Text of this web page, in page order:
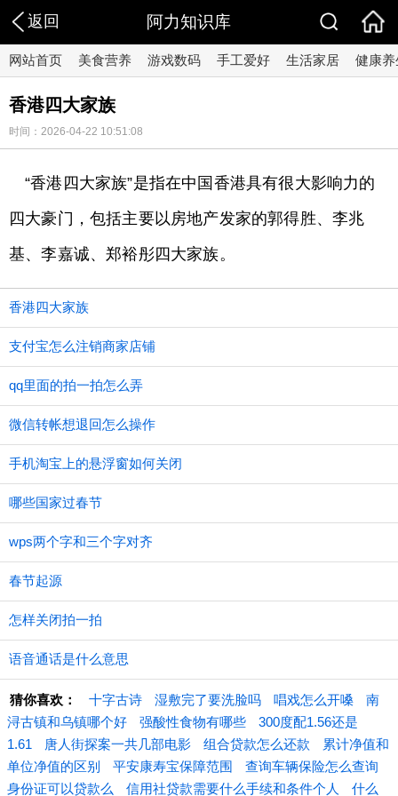
返回 阿力知识库
网站首页 美食营养 游戏数码 手工爱好 生活家居 健康养
香港四大家族
时间：2026-04-22 10:51:08
“香港四大家族”是指在中国香港具有很大影响力的
四大豪门，包括主要以房地产发家的郭得胜、李兆
基、李嘉诚、郑裕彤四大家族。
香港四大家族
支付宝怎么注销商家店铺
qq里面的拍一拍怎么弄
微信转帐想退回怎么操作
手机淘宝上的悬浮窗如何关闭
哪些国家过春节
wps两个字和三个字对齐
春节起源
怎样关闭拍一拍
语音通话是什么意思
猜你喜欢： 十字古诗 湿敷完了要洗脸吗 唱戏怎么开嗓
南
浔古镇和乌镇哪个好
强酸性食物有哪些
300度配1.56还是
1.61
唐人街探案一共几部电影 组合贷款怎么还款
累计净值和
单位净值的区别
平安康寿宝保障范围
查询车辆保险怎么查询
身份证可以贷款么
信用社贷款需要什么手续和条件个人 什么